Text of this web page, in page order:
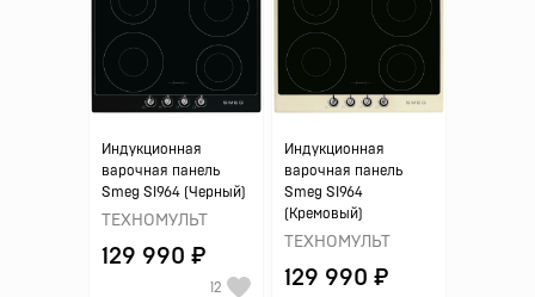
Индукционная
варочная панель
Smeg SI964 (Черный)
ТЕХНОМУЛЬТ
129 990 ₽
12
Индукционная
варочная панель
Smeg SI964
(Кремовый)
ТЕХНОМУЛЬТ
129 990 ₽